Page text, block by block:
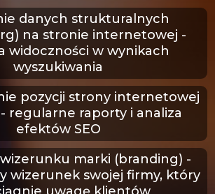
danych strukturalnych
na stronie internetowej -
widoczności w wynikach
wyszukiwania
pozycji strony internetowej
regularne raporty i analiza
efektów SEO
marki (branding) -
wizerunek swojej firmy, który